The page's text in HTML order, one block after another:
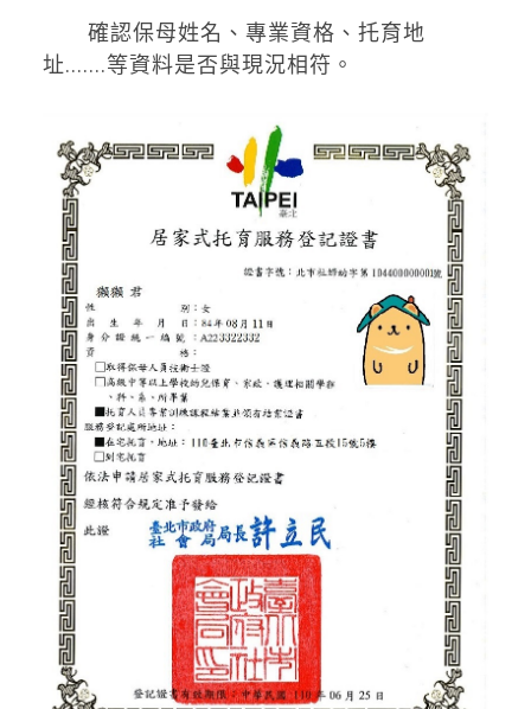
確認保母姓名、專業資格、托育地
址.......等資料是否與現況相符。